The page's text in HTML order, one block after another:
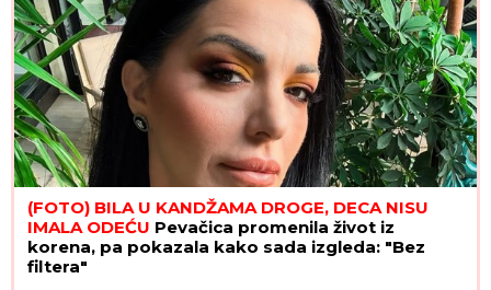
(FOTO) BILA U KANDŽAMA DROGE, DECA NISU
IMALA ODEĆU Pevačica promenila život iz
korena, pa pokazala kako sada izgleda: "Bez
filtera"